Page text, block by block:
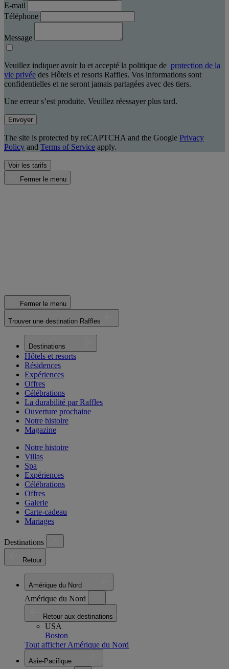
E-mail
Téléphone
Message
Veuillez indiquer avoir lu et accepté la politique de protection de la
vie privée des Hôtels et resorts Raffles. Vos informations sont
confidentielles et ne seront jamais partagées avec des tiers.
Une erreur s’est produite. Veuillez réessayer plus tard.
Envoyer
The site is protected by reCAPTCHA and the Google Privacy
Policy and Terms of Service apply.
Voir les tarifs
Fermer le menu
Fermer le menu
Trouver une destination Raffles
Destinations
Hôtels et resorts
Résidences
Expériences
Offres
Célébrations
La durabilité par Raffles
Ouverture prochaine
Notre histoire
Magazine
Notre histoire
Villas
Spa
Expériences
Célébrations
Offres
Galerie
Carte-cadeau
Mariages
Destinations
Retour
Amérique du Nord
Amérique du Nord
Retour aux destinations
USA
Boston
Tout afficher Amérique du Nord
Asie-Pacifique